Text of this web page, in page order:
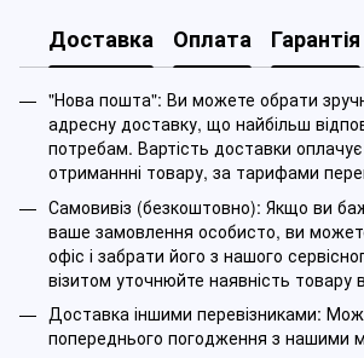
Доставка Оплата Гарантія
"Нова пошта": Ви можете обрати
адресну доставку, що найбільш
потребам. Вартість доставки
отриманнні товару, за тарифами
Самовивіз (безкоштовно): Якщо ви
ваше замовлення особисто, ви
офіс і забрати його з нашого
візитом уточнюйте наявність товару
Доставка іншими перевізниками:
попереднього погодження з нашими